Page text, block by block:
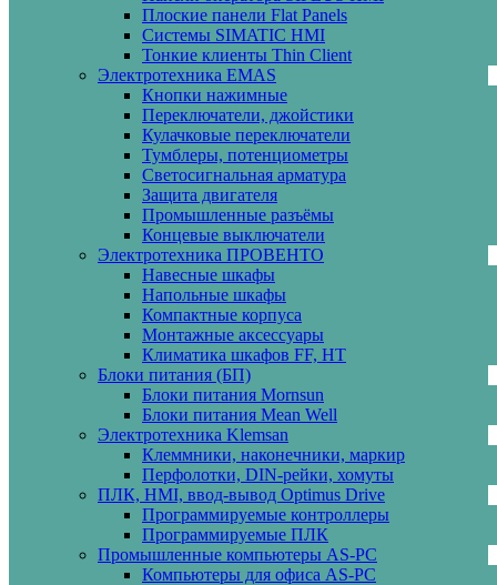
Плоские панели Flat Panels
Системы SIMATIC HMI
Тонкие клиенты Thin Client
Электротехника EMAS
Кнопки нажимные
Переключатели, джойстики
Кулачковые переключатели
Тумблеры, потенциометры
Светосигнальная арматура
Защита двигателя
Промышленные разъёмы
Концевые выключатели
Электротехника ПРОВЕНТО
Навесные шкафы
Напольные шкафы
Компактные корпуса
Монтажные аксессуары
Климатика шкафов FF, HT
Блоки питания (БП)
Блоки питания Mornsun
Блоки питания Mean Well
Электротехника Klemsan
Клеммники, наконечники, маркир
Перфолотки, DIN-рейки, хомуты
ПЛК, HMI, ввод-вывод Optimus Drive
Программируемые контроллеры
Программируемые ПЛК
Промышленные компьютеры AS-PC
Компьютеры для офиса AS-PC